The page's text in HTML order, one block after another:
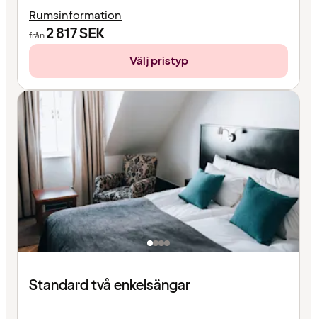
Rumsinformation
från2 817SEK
Välj pristyp
Standard två enkelsängar